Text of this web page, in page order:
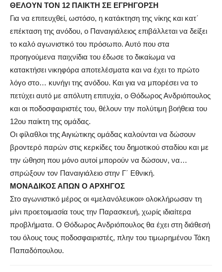
ΘΕΛΟΥΝ ΤΟΝ 12 ΠΑΙΚΤΗ ΣΕ ΕΓΡΗΓΟΡΣΗ
Για να επιτευχθεί, ωστόσο, η κατάκτηση της νίκης και κατ΄
επέκταση της ανόδου, ο Παναιγιάλειος επιβάλλεται να δείξει
το καλό αγωνιστικό του πρόσωπο. Αυτό που στα
προηγούμενα παιχνίδια του έδωσε το δικαίωμα να
κατακτήσει νικηφόρα αποτελέσματα και να έχει το πρώτο
λόγο στο… κυνήγι της ανόδου. Και για να μπορέσει να το
πετύχει αυτό με απόλυτη επιτυχία, ο Θόδωρος Ανδριόπουλος
και οι ποδοσφαιριστές του, θέλουν την πολύτιμη βοήθεια του
12ου παίκτη της ομάδας.
Οι φίλαθλοι της Αιγιώτικης ομάδας καλούνται να δώσουν
βροντερό παρών στις κερκίδες του δημοτικού σταδίου και με
την ώθηση που μόνο αυτοί μπορούν να δώσουν, να…
σπρώξουν τον Παναιγιάλειο στην Γ΄ Εθνική.
ΜΟΝΑΔΙΚΟΣ ΑΠΩΝ Ο ΑΡΧΗΓΟΣ
Στο αγωνιστικό μέρος οι «μελανόλευκοι» ολοκλήρωσαν τη
μίνι προετοιμασία τους την Παρασκευή, χωρίς ιδιαίτερα
προβλήματα. Ο Θόδωρος Ανδριόπουλος θα έχει στη διάθεσή
του όλους τους ποδοσφαιριστές, πλην του τιμωρημένου Τάκη
Παπαδόπουλου.